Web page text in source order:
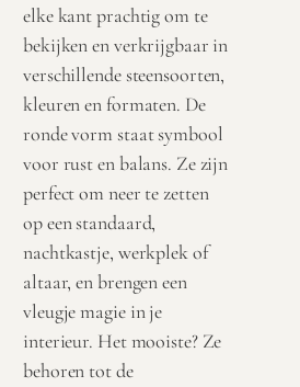
elke kant prachtig om te
bekijken en verkrijgbaar in
verschillende steensoorten,
kleuren en formaten. De
ronde vorm staat symbool
voor rust en balans. Ze zijn
perfect om neer te zetten
op een standaard,
nachtkastje, werkplek of
altaar, en brengen een
vleugje magie in je
interieur. Het mooiste? Ze
behoren tot de